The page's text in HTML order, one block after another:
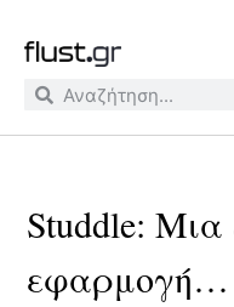
Studdle: Μια
εφαρμογή…